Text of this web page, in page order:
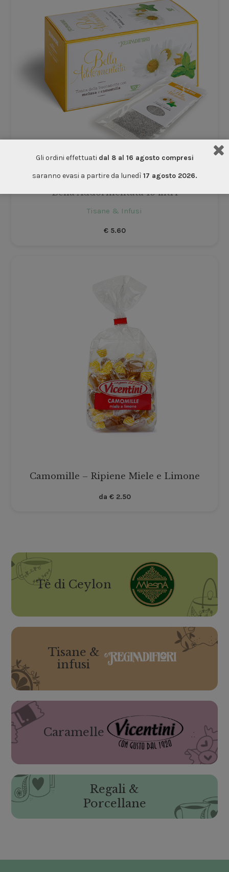
Bella Addormentata 15 filtri
Tisane & Infusi
€5.60
Camomille – Ripiene Miele e Limone
da €2.50
Tè di Ceylon
Tisane &
infusi
Caramelle
Regali &
Porcellane
Gli ordini effettuati dal 8 al 16 agosto compresi
saranno evasi a partire da lunedì 17 agosto 2026.